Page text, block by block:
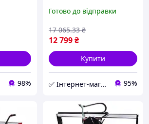
98%
охолодженням плиткоріз
Готово до відправки
12 799₴
17 065.33 ₴
Купити
✅ Інтернет-магазин ➤ KRAFT & DELE 95%